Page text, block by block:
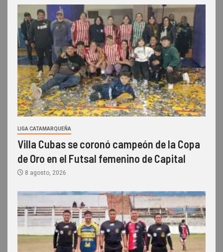
LIGA CATAMARQUEÑA
Villa Cubas se coronó campeón de la Copa
de Oro en el Futsal femenino de Capital
8 agosto, 2026